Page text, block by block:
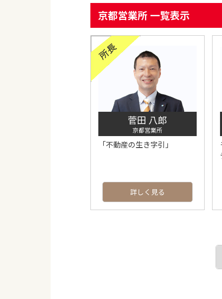
アヤハ不動産の物件検索
＜収益物件＞
事業用
＜
京都営業所 一覧表示
菅田 八郎
京都営業所
「不動産の生き字引」
詳しく見る